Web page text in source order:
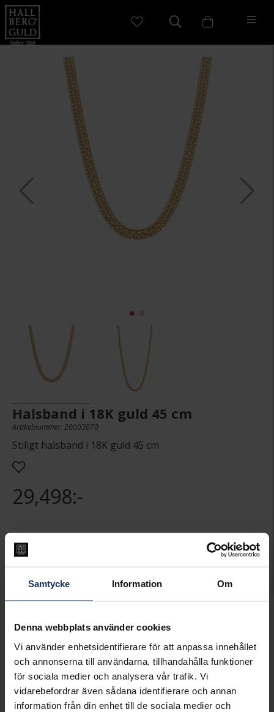
Samtycke Information Om
Denna webbplats använder cookies
Vi använder enhetsidentifierare för att anpassa innehållet
och annonserna till användarna, tillhandahålla funktioner
för sociala medier och analysera vår trafik. Vi
vidarebefordrar även sådana identifierare och annan
information från din enhet till de sociala medier och
Halsband i 18K guld 45 cm
Artikelnummer: 20003070
Stiligt halsband i 18K guld 45 cm
29,498:-
PRESENTINSLAGNING
LÄGG I VARUKORGEN
Leveranstid 3-7 arbetsdagar.
INFO
BREDD CA (MM)
4.5
LÄNGD CA (CM)
45.0
VARUMÄRKE
Hallbergs Guld
MATERIAL
Guld